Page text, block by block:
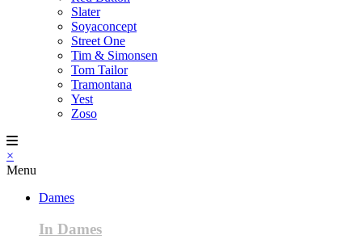
Slater
Soyaconcept
Street One
Tim & Simonsen
Tom Tailor
Tramontana
Yest
Zoso
×
Menu
Dames
In Dames